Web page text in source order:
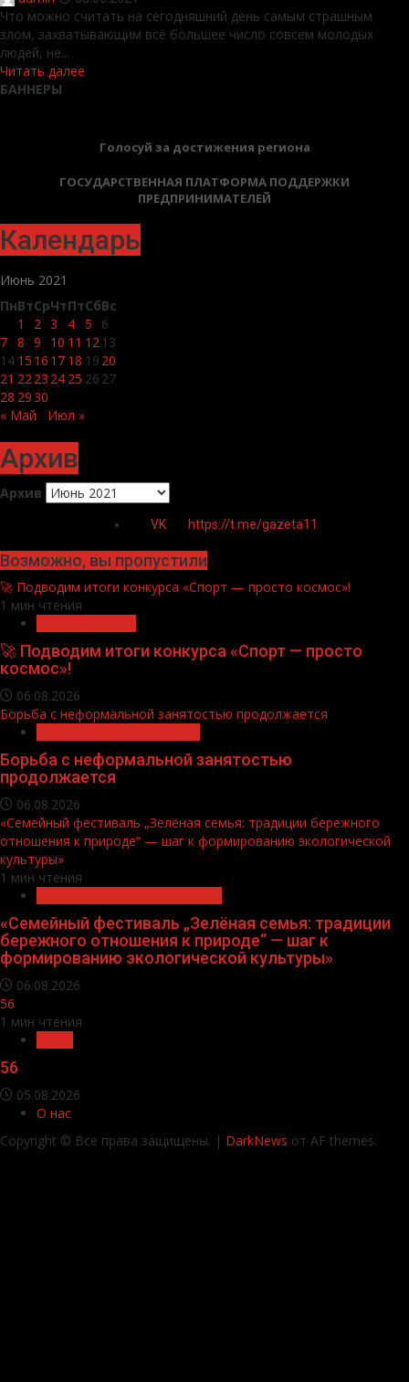
Что можно считать на сегодняшний день самым страшным
злом, захватывающим всё большее число совсем молодых
людей, не...
Читать далее
БАННЕРЫ
Голосуй за достижения региона
ГОСУДАРСТВЕННАЯ ПЛАТФОРМА ПОДДЕРЖКИ
ПРЕДПРИНИМАТЕЛЕЙ
Календарь
Июнь 2021
ПнВтСрЧтПтСбВс
1
2 3 4 5
6
7 8 9 10 11 12 13
14 15 16 17 18 19 20
21 2223 24 25 26 27
28 2930
« Май
Июл »
Архив
Архив
VK https://t.me/gazeta11
Возможно, вы пропустили
🚀 Подводим итоги конкурса «Спорт — просто космос»!
1 мин чтения
🚀 Подводим итоги конкурса «Спорт — просто
космос»!
06.08.2026
Борьба с неформальной занятостью продолжается
Борьба с неформальной занятостью
продолжается
06.08.2026
«Семейный фестиваль „Зелёная семья: традиции бережного
отношения к природе“ — шаг к формированию экологической
культуры»
1 мин чтения
«Семейный фестиваль „Зелёная семья: традиции
бережного отношения к природе“ — шаг к
формированию экологической культуры»
06.08.2026
56
1 мин чтения
56
05.08.2026
О нас
Copyright © Все права защищены. | DarkNews от AF themes.